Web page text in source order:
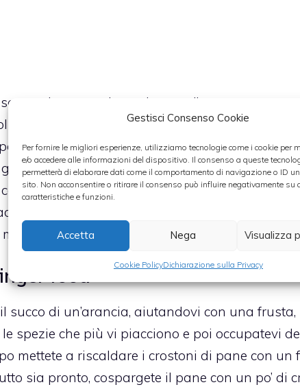
Gestisci Consenso Cookie
Per fornire le migliori esperienze, utilizziamo tecnologie come i cookie per
e/o accedere alle informazioni del dispositivo. Il consenso a queste
permetterà di elaborare dati come il comportamento di navigazione o ID
sito. Non acconsentire o ritirare il consenso può influire negativamente su
caratteristiche e funzioni.
Accetta Nega Visualizza
Cookie PolicyDichiarazione sulla Privacy
la orate e lavatele sotto l’acqua corrente e
e dopo aver lavato anche l’arancia,
Spremete le arance. Nelle orate inserite
un pezzetto di rosmarino e un po’ di
succo d’arancia e vino bianco, quindi
Aggiungete pepe e cannella se vi aggrada. La
food
succo di un’arancia, aiutandovi con una frusta,
spezie che più vi piacciono e poi occupatevi
mettete a riscaldare i crostoni di pane con un
sia pronto, cospargete il pane con un po’ di